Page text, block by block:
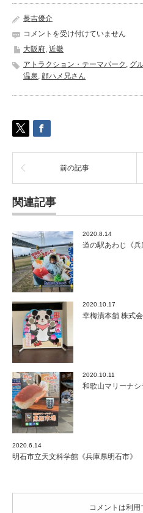
長吉優介
ス
パ
ー
ル
の
大
《大
阪
府
大
市》
は
コメントを受け付けていません
大阪府, 近畿
アトラクション・テーマパーク , グ
温泉, 顔ハメ兄さん
前の記事
関連記事
2020.8.14
道の駅あわじ《兵
2020.10.17
幸梅漬本舗 株式
2020.10.11
和歌山マリーナシ
2020.6.14
明石市立天文科学館《兵庫県明石市》
コメントは利用